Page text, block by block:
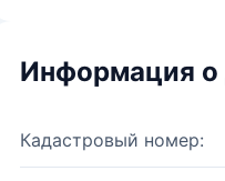
Информация
Кадастровый номер: